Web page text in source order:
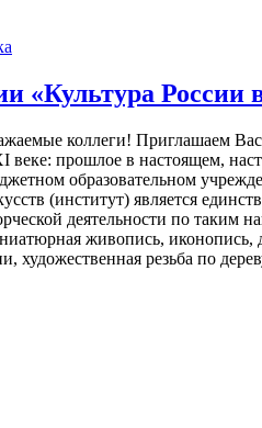
«Культура
коллеги! Приглашаем
веке: прошлое в настоящем,
образовательном
(институт) является
деятельности по таким
живопись, иконопись,
художественная резьба по